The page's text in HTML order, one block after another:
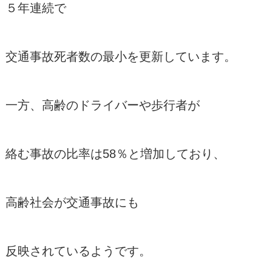
５年連続で
交通事故死者数の最小を更新しています。
一方、高齢のドライバーや歩行者が
絡む事故の比率は58％と増加しており、
高齢社会が交通事故にも
反映されているようです。